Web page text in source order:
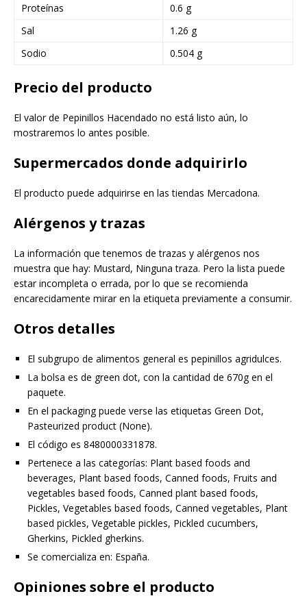
Proteínas
0.6 g
Sal
1.26 g
Sodio
0.504 g
Precio del producto
El valor de Pepinillos Hacendado no está listo aún, lo
mostraremos lo antes posible.
Supermercados donde adquirirlo
El producto puede adquirirse en las tiendas Mercadona.
Alérgenos y trazas
La información que tenemos de trazas y alérgenos nos
muestra que hay: Mustard, Ninguna traza. Pero la lista puede
estar incompleta o errada, por lo que se recomienda
encarecidamente mirar en la etiqueta previamente a consumir.
Otros detalles
El subgrupo de alimentos general es pepinillos agridulces.
La bolsa es de green dot, con la cantidad de 670g en el
paquete.
En el packaging puede verse las etiquetas Green Dot,
Pasteurized product (None).
El código es 8480000331878.
Pertenece a las categorías: Plant based foods and
beverages, Plant based foods, Canned foods, Fruits and
vegetables based foods, Canned plant based foods,
Pickles, Vegetables based foods, Canned vegetables, Plant
based pickles, Vegetable pickles, Pickled cucumbers,
Gherkins, Pickled gherkins.
Se comercializa en: España.
Opiniones sobre el producto